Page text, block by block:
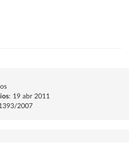
: 19 abr 2011
2007